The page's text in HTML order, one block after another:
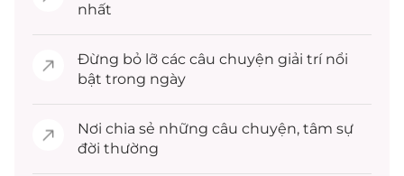
nhất
Đừng bỏ lỡ các câu chuyện giải trínổi
bật trong ngày
Nơi chia sẻ những câu chuyện, tâm sự
đời thường